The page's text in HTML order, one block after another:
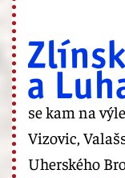
se kam na
Vizovic,
Uherského